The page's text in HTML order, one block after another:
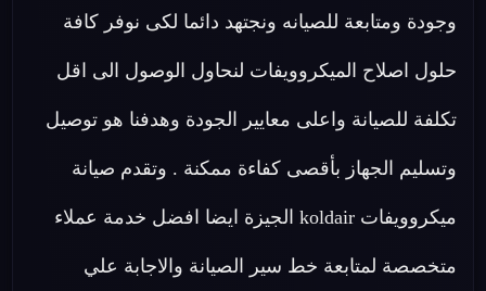
وجودة ومتابعة للصيانه ونجتهد دائما لكى نوفر كافة
حلول اصلاح الميكروويفات لنحاول الوصول الى اقل
تكلفة للصيانة واعلى معايير الجودة وهدفنا هو توصيل
وتسليم الجهاز بأقصى كفاءة ممكنة . وتقدم صيانة
ميكروويفات koldair الجيزة ايضا افضل خدمة عملاء
متخصصة لمتابعة خط سير الصيانة والاجابة علي